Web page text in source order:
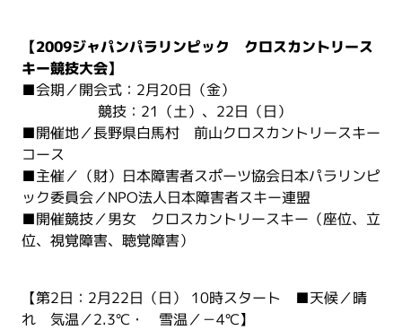
【2009ジャパンパラリンピック クロスカントリース
キー競技大会】
■会期／開会式：2月20日（金）
競技：21（土）、22日（日）
■開催地／長野県白馬村 前山クロスカントリースキー
コース
■主催／（財）日本障害者スポーツ協会日本パラリンピ
ック委員会／NPO法人日本障害者スキー連盟
■開催競技／男女 クロスカントリースキー（座位、立
位、視覚障害、聴覚障害）
【第2日：2月22日（日） 10時スタート ■天候／晴
れ 気温／2.3℃・ 雪温／－4℃】